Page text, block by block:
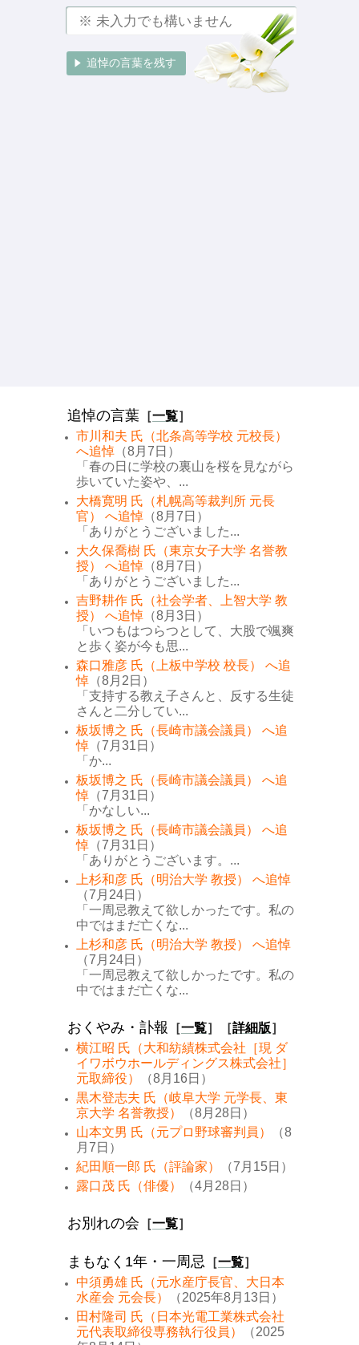
追悼の言葉 ［一覧］
市川和夫 氏（北条高等学校 元校長）
へ追悼 （8月7日）
「春の日に学校の裏山を桜を見ながら
歩いていた姿や、...
大橋寛明 氏（札幌高等裁判所 元長
官） へ追悼 （8月7日）
「ありがとうございました...
大久保喬樹 氏（東京女子大学 名誉教
授） へ追悼 （8月7日）
「ありがとうございました...
吉野耕作 氏（社会学者、上智大学 教
授） へ追悼 （8月3日）
「いつもはつらつとして、大股で颯爽
と歩く姿が今も思...
森口雅彦 氏（上板中学校 校長） へ追
悼 （8月2日）
「支持する教え子さんと、反する生徒
さんと二分してい...
板坂博之 氏（長崎市議会議員） へ追
悼 （7月31日）
「か...
板坂博之 氏（長崎市議会議員） へ追
悼 （7月31日）
「かなしい...
板坂博之 氏（長崎市議会議員） へ追
悼 （7月31日）
「ありがとうございます。...
上杉和彦 氏（明治大学 教授） へ追悼
（7月24日）
「一周忌教えて欲しかったです。私の
中ではまだ亡くな...
上杉和彦 氏（明治大学 教授） へ追悼
（7月24日）
「一周忌教えて欲しかったです。私の
中ではまだ亡くな...
おくやみ・訃報 ［一覧］［詳細版］
横江昭 氏（大和紡績株式会社［現 ダ
イワボウホールディングス株式会社］
元取締役）
（8月16日）
黒木登志夫 氏（岐阜大学 元学長、東
京大学 名誉教授）
（8月28日）
山本文男 氏（元プロ野球審判員）
（8
月7日）
紀田順一郎 氏（評論家）
（7月15日）
露口茂 氏（俳優）
（4月28日）
お別れの会 ［一覧］
まもなく1年・一周忌 ［一覧］
中須勇雄 氏（元水産庁長官、大日本
水産会 元会長）
（2025年8月13日）
田村隆司 氏（日本光電工業株式会社
元代表取締役専務執行役員）
（2025